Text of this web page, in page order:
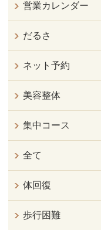
営業カレンダー
だるさ
ネット予約
美容整体
集中コース
全て
体回復
歩行困難